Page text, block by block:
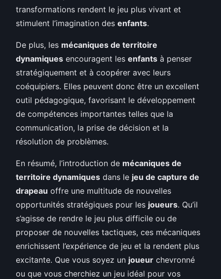
transformations rendent le jeu plus vivant et
stimulent l’imagination des enfants.
De plus, les mécaniques de territoire
dynamiques encouragent les enfants à penser
stratégiquement et à coopérer avec leurs
coéquipiers. Elles peuvent donc être un excellent
outil pédagogique, favorisant le développement
de compétences importantes telles que la
communication, la prise de décision et la
résolution de problèmes.
En résumé, l’introduction de mécaniques de
territoire dynamiques dans le jeu de capture de
drapeau offre une multitude de nouvelles
opportunités stratégiques pour les joueurs. Qu’il
s’agisse de rendre le jeu plus difficile ou de
proposer de nouvelles tactiques, ces mécaniques
enrichissent l’expérience de jeu et la rendent plus
excitante. Que vous soyez un joueur chevronné
ou que vous cherchiez un jeu idéal pour vos